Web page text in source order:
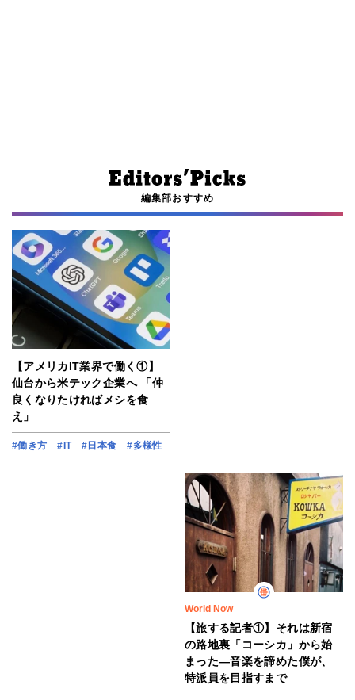
編集部おすすめ
【アメリカIT業界で働く①】
仙台から米テック企業へ 「仲
良くなりたければメシを食
え」
#働き方 #IT #日本食 #多様性
World Now
【旅する記者①】それは新宿
の路地裏「コーシカ」から始
まった―音楽を諦めた僕が、
特派員を目指すまで